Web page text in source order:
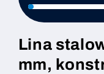
Lina
mm,